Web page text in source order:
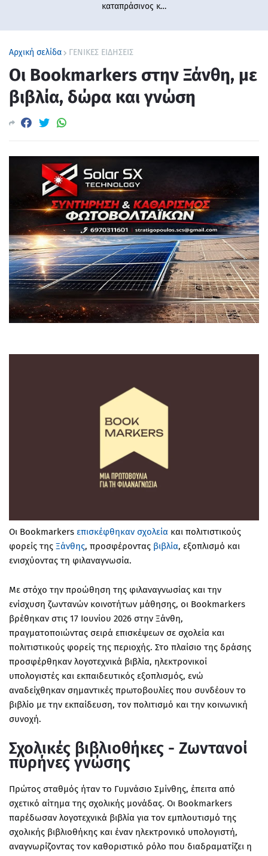
καταπράσινος κ…
Αρχική σελίδα ΓΕΝΙΚΕΣ ΕΙΔΗΣΕΙΣ
Οι Bookmarkers στην Ξάνθη, με
βιβλία, δώρα και γνώση
Οι Bookmarkers επισκέφθηκαν σχολεία και πολιτιστικούς
φορείς της Ξάνθης, προσφέροντας βιβλία, εξοπλισμό και
ενισχύοντας τη φιλαναγνωσία.
Με στόχο την προώθηση της φιλαναγνωσίας και την
ενίσχυση ζωντανών κοινοτήτων μάθησης, οι Bookmarkers
βρέθηκαν στις 17 Ιουνίου 2026 στην Ξάνθη,
πραγματοποιώντας σειρά επισκέψεων σε σχολεία και
πολιτιστικούς φορείς της περιοχής. Στο πλαίσιο της δράσης
προσφέρθηκαν λογοτεχνικά βιβλία, ηλεκτρονικοί
υπολογιστές και εκπαιδευτικός εξοπλισμός, ενώ
αναδείχθηκαν σημαντικές πρωτοβουλίες που συνδέουν το
βιβλίο με την εκπαίδευση, τον πολιτισμό και την κοινωνική
συνοχή.
Σχολικές βιβλιοθήκες - Ζωντανοί
πυρήνες γνώσης
Πρώτος σταθμός ήταν το Γυμνάσιο Σμίνθης, έπειτα από
σχετικό αίτημα της σχολικής μονάδας. Οι Bookmarkers
παρέδωσαν λογοτεχνικά βιβλία για τον εμπλουτισμό της
σχολικής βιβλιοθήκης και έναν ηλεκτρονικό υπολογιστή,
αναγνωρίζοντας τον καθοριστικό ρόλο που διαδραματίζει η